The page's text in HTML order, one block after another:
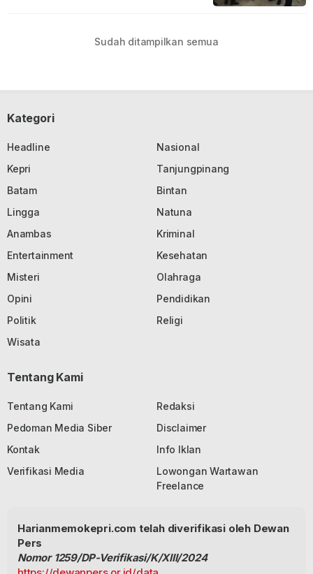
Sudah ditampilkan semua
Kategori
Headline
Nasional
Kepri
Tanjungpinang
Batam
Bintan
Lingga
Natuna
Anambas
Kriminal
Entertainment
Kesehatan
Misteri
Olahraga
Opini
Pendidikan
Politik
Religi
Wisata
Tentang Kami
Tentang Kami
Redaksi
Pedoman Media Siber
Disclaimer
Kontak
Info Iklan
Verifikasi Media
Lowongan Wartawan
Freelance
Harianmemokepri.com telah diverifikasi oleh Dewan
Pers
Nomor 1259/DP-Verifikasi/K/XIII/2024